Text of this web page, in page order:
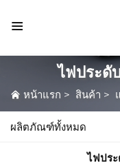
ไฟประดั
หน้าแรก > สินค้า >
ผลิตภัณฑ์ทั้งหมด
ไฟปร